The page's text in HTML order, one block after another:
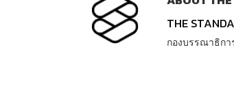
THE
กองบรรณาธิกา